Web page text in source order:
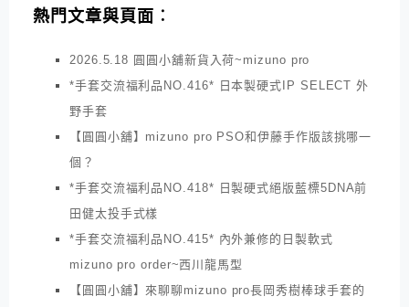
熱門文章與頁面︰
2026.5.18 圓圓小舖新貨入荷~mizuno pro
*手套交流福利品NO.416* 日本製硬式IP SELECT 外
野手套
【圓圓小舖】mizuno pro PSO和伊藤手作版該挑哪一
個？
*手套交流福利品NO.418* 日製硬式絕版藍標5DNA前
田健太投手式樣
*手套交流福利品NO.415* 內外兼修的日製軟式
mizuno pro order~西川龍馬型
【圓圓小舖】來聊聊mizuno pro長岡秀樹棒球手套的